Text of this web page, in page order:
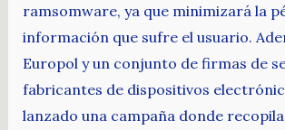
ramsomware, ya que minimizará la
información que sufre el usuario.
Europol y un conjunto de firmas de
fabricantes de dispositivos
lanzado una campaña donde